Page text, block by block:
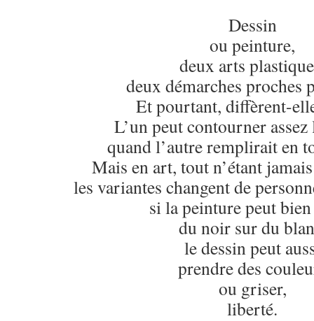
Dessin
ou peinture,
deux arts
deux démarches proches
Et pourtant, diffèrent-
L’un peut contourner
quand l’autre remplirait en
Mais en art, tout n’étant
les variantes changent de
si la peinture peut
du noir sur du
le dessin peut
prendre des
ou griser,
liberté.